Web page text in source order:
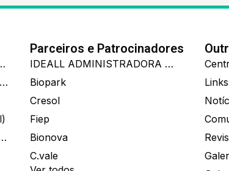
de Benefícios
Certificata – Assinatura Eletrônica De Documentos
Às Associações E Empresas
Parceiros e Patrocinadores
IDEALL ADMINISTRADORA DE BENEFÍCIOS
Biopark
Cresol
Fiep
Bionova
C.vale